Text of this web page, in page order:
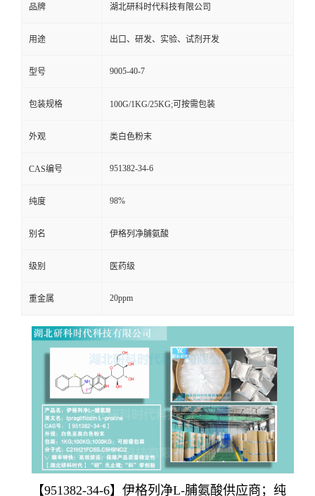
品牌 湖北研科时代科技有限公司
用途 出口、研发、实验、试剂开发
型号 9005-40-7
包装规格 100G/1KG/25KG;可按需包装
外观 类白色粉末
CAS编号 951382-34-6
纯度 98%
别名 伊格列净脯氨酸
级别 医药级
重金属 20ppm
【951382-34-6】 伊格列净L-脯氨酸供应商；纯